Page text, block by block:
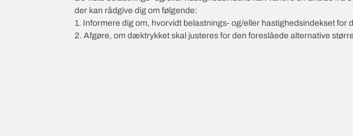
der kan rådgive dig om følgende:
1. Informere dig om, hvorvidt belastnings- og/eller hastighedsindekset
2. Afgøre, om dæktrykket skal justeres for den foreslåede alternative